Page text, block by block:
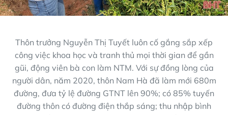
Thôn trưởng Nguyễn Thị Tuyết luôn cố gắng sắp xếp
công việc khoa học và tranh thủ mọi thời gian để gần
gũi, động viên bà con làm NTM. Với sự đồng lòng của
người dân, năm 2020, thôn Nam Hà đã làm mới 680m
đường, đưa tỷ lệ đường GTNT lên 90%; có 85% tuyến
đường thôn có đường điện thắp sáng; thu nhập bình